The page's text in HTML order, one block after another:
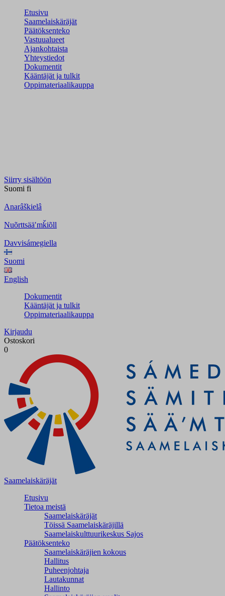
Etusivu
Saamelaiskäräjät
Päätöksenteko
Vastuualueet
Ajankohtaista
Yhteystiedot
Dokumentit
Kääntäjät ja tulkit
Oppimateriaalikauppa
Siirry sisältöön
Suomi fi
Anarâškielâ
Nuõrttsääʹmǩiõll
Davvisámegiella
Suomi
English
Dokumentit
Kääntäjät ja tulkit
Oppimateriaalikauppa
Kirjaudu
Ostoskori
0
Saamelaiskäräjät
Etusivu
Tietoa meistä
Saamelaiskäräjät
Töissä Saamelaiskäräjillä
Saamelaiskulttuuri­keskus Sajos
Päätöksenteko
Saamelaiskäräjien kokous
Hallitus
Puheenjohtaja
Lautakunnat
Hallinto